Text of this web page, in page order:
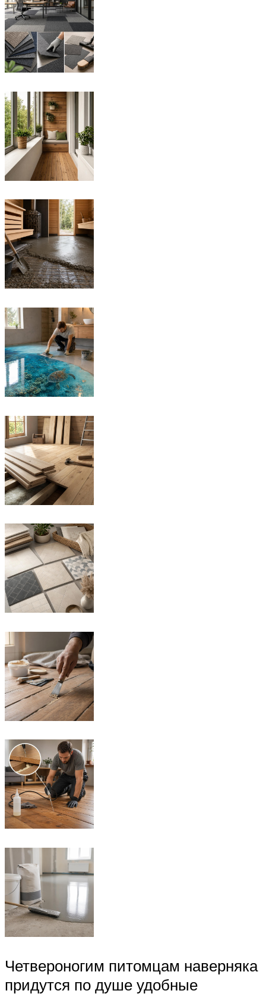
Четвероногим питомцам наверняка
придутся по душе удобные